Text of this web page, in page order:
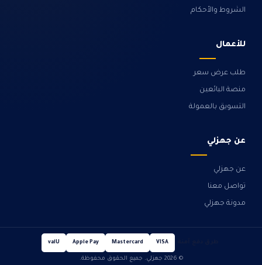
الشروط والأحكام
للأعمال
طلب عرض سعر
منصة البائعين
التسويق بالعمولة
عن جهزلي
عن جهزلي
تواصل معنا
مدونة جهزلي
VISA
Mastercard
Apple Pay
valU
© 2026 جهزلي. جميع الحقوق محفوظة.